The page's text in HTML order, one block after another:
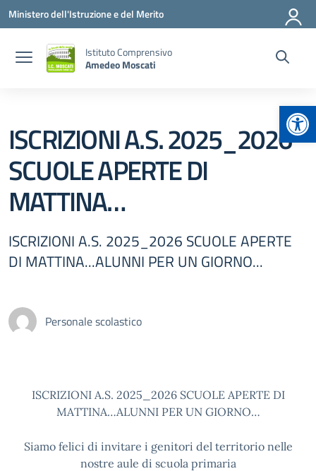
Vai ai contenuti
Vai al menu di navigazione
Vai al footer
Ministero dell'Istruzione e del Merito
Istituto Comprensivo
Amedeo Moscati
ISCRIZIONI A.S. 2025_2026
SCUOLE APERTE DI
MATTINA…
ISCRIZIONI A.S. 2025_2026 SCUOLE APERTE
DI MATTINA...ALUNNI PER UN GIORNO...
Personale scolastico
ISCRIZIONI A.S. 2025_2026 SCUOLE APERTE DI
MATTINA…ALUNNI PER UN GIORNO…
Siamo felici di invitare i genitori del territorio nelle
nostre aule di scuola primaria